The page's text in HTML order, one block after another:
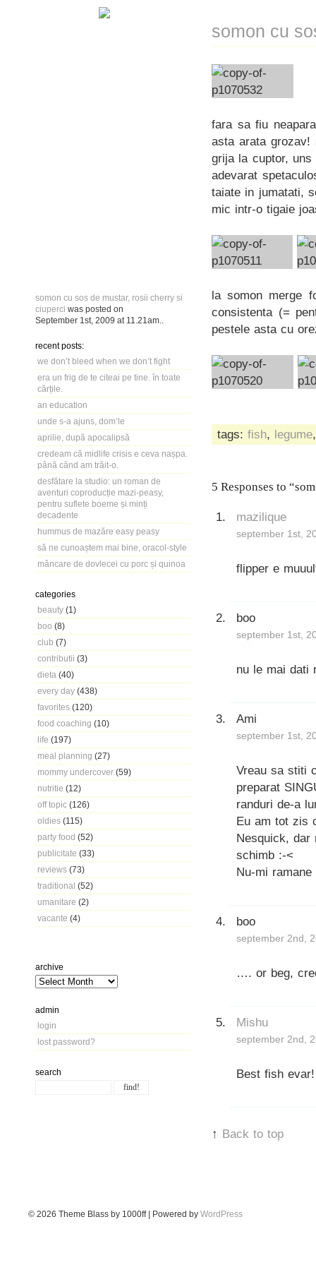
somon cu sos de mustar, rosii cherry si
ciuperci was posted on
September 1st, 2009 at 11.21am
recent posts:
we don’t bleed when we don’t fight
era un frig de te citeai pe tine. în toate
cărțile.
an education
unde s-a ajuns, dom’le
aprilie, după apocalipsă
credeam că midlife crisis e ceva nașpa.
până când am trăit-o.
desfătare la studio: un roman de
aventuri coproducție mazi-peasy,
pentru suflete boeme și minți
decadente
hummus de mazăre easy peasy
să ne cunoaștem mai bine, oracol-style
mâncare de dovlecei cu porc și quinoa
categories
beauty (1)
boo (8)
club (7)
contributii (3)
dieta (40)
every day (438)
favorites (120)
food coaching (10)
life (197)
meal planning (27)
mommy undercover (59)
nutritie (12)
off topic (126)
oldies (115)
party food (52)
publicitate (33)
reviews (73)
traditional (52)
umanitare (2)
vacante (4)
archive
admin
login
lost password?
search
somon cu
fara sa fiu
asta arata
grija la cuptor,
adevarat
taiate in jumatati,
mic intr-o tigaie
la somon merge
consistenta (=
pestele asta cu
tags: fish, legume
5 Responses to
mazilique
september 1st,
flipper e
boo
september 1st,
nu le mai dati
Ami
september 1st,
Vreau sa stiti
preparat
randuri de-a
Eu am tot zis
Nesquick,
schimb :-<
Nu-mi
boo
september 2nd,
…. or beg,
Mishu
september 2nd,
Best fish
↑ Back to top
© 2026 Theme Blass by 1000ff | Powered by WordPress